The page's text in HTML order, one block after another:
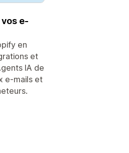
e-
en
et
IA de
e-mails et